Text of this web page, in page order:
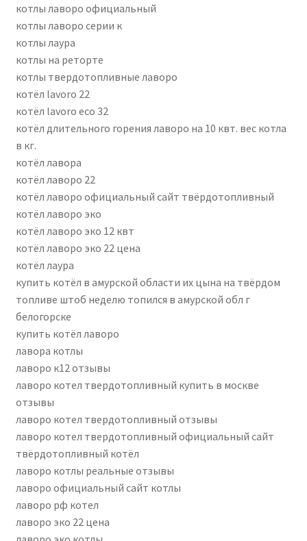
котлы лаворо официальный
котлы лаворо серии к
котлы лаура
котлы на реторте
котлы твердотопливные лаворо
котёл lavoro 22
котёл lavoro eco 32
котёл длительного горения лаворо на 10 квт. вес котла
в кг.
котёл лавора
котёл лаворо 22
котёл лаворо официальный сайт твёрдотопливный
котёл лаворо эко
котёл лаворо эко 12 квт
котёл лаворо эко 22 цена
котёл лаура
купить котёл в амурской области их цына на твёрдом
топливе штоб неделю топился в амурской обл г
белогорске
купить котёл лаворо
лавора котлы
лаворо к12 отзывы
лаворо котел твердотопливный купить в москве
отзывы
лаворо котел твердотопливный отзывы
лаворо котел твердотопливный официальный сайт
твёрдотопливный котёл
лаворо котлы реальные отзывы
лаворо официальный сайт котлы
лаворо рф котел
лаворо эко 22 цена